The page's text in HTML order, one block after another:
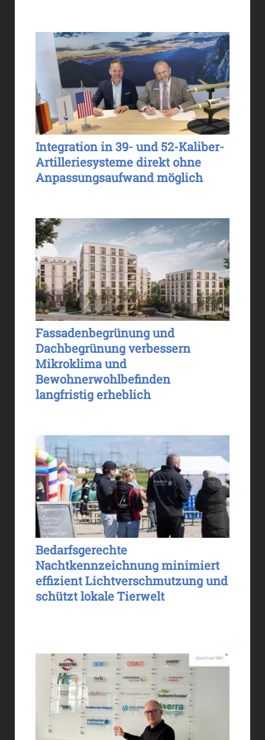
Integration in 39- und 52-Kaliber-
Artilleriesysteme direkt ohne
Anpassungsaufwand möglich
Fassadenbegrünung und
Dachbegrünung verbessern
Mikroklima und
Bewohnerwohlbefinden
langfristig erheblich
Bedarfsgerechte
Nachtkennzeichnung minimiert
effizient Lichtverschmutzung und
schützt lokale Tierwelt